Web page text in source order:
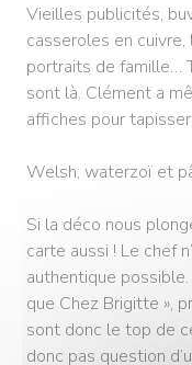
Vieilles publicités,
casseroles en
portraits de famille…
sont là. Clément a
affiches pour
Welsh, waterzoï et
Si la déco nous
carte aussi ! Le chef
authentique
que Chez Brigitte »,
sont donc le top de
donc pas question